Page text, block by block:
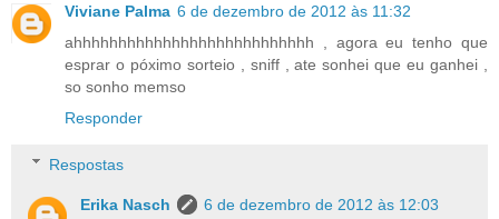
Viviane Palma 6 de dezembro de 2012 às 11:32
ahhhhhhhhhhhhhhhhhhhhhhhhhhh , agora eu tenho que
esprar o póximo sorteio , sniff , ate sonhei que eu ganhei ,
so sonho memso
Responder
Respostas
Erika Nasch
6 de dezembro de 2012 às 12:03